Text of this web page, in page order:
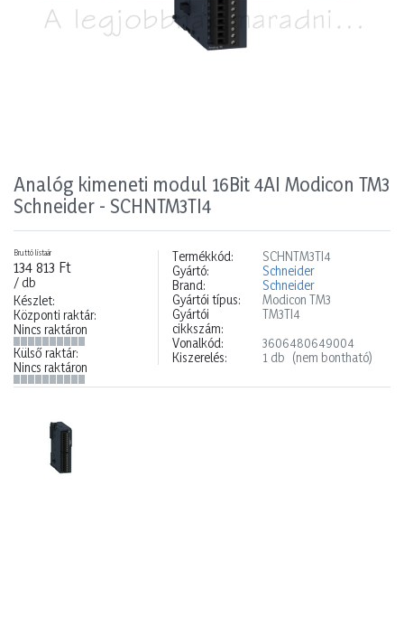
Analóg kimeneti modul 16Bit 4AI Modicon TM3
Schneider - SCHNTM3TI4
Bruttó listaár
134 813 Ft
/ db
Készlet:
Központi raktár:
Nincs raktáron
Külső raktár:
Nincs raktáron
Termékkód:
SCHNTM3TI4
Gyártó:
Schneider
Brand:
Schneider
Gyártói típus:
Modicon TM3
Gyártói
cikkszám:
TM3TI4
Vonalkód:
3606480649004
Kiszerelés:
1 db (nem bontható)